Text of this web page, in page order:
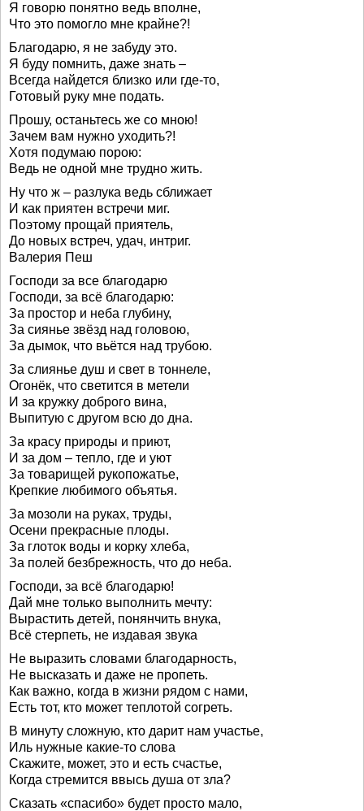
Я говорю понятно ведь вполне,
Что это помогло мне крайне?!
Благодарю, я не забуду это.
Я буду помнить, даже знать –
Всегда найдется близко или где-то,
Готовый руку мне подать.
Прошу, останьтесь же со мною!
Зачем вам нужно уходить?!
Хотя подумаю порою:
Ведь не одной мне трудно жить.
Ну что ж – разлука ведь сближает
И как приятен встречи миг.
Поэтому прощай приятель,
До новых встреч, удач, интриг.
Валерия Пеш
Господи за все благодарю
Господи, за всё благодарю:
За простор и неба глубину,
За сиянье звёзд над головою,
За дымок, что вьётся над трубою.
За слиянье душ и свет в тоннеле,
Огонёк, что светится в метели
И за кружку доброго вина,
Выпитую с другом всю до дна.
За красу природы и приют,
И за дом – тепло, где и уют
За товарищей рукопожатье,
Крепкие любимого объятья.
За мозоли на руках, труды,
Осени прекрасные плоды.
За глоток воды и корку хлеба,
За полей безбрежность, что до неба.
Господи, за всё благодарю!
Дай мне только выполнить мечту:
Вырастить детей, понянчить внука,
Всё стерпеть, не издавая звука
Не выразить словами благодарность,
Не высказать и даже не пропеть.
Как важно, когда в жизни рядом с нами,
Есть тот, кто может теплотой согреть.
В минуту сложную, кто дарит нам участье,
Иль нужные какие-то слова
Скажите, может, это и есть счастье,
Когда стремится ввысь душа от зла?
Сказать «спасибо» будет просто мало,